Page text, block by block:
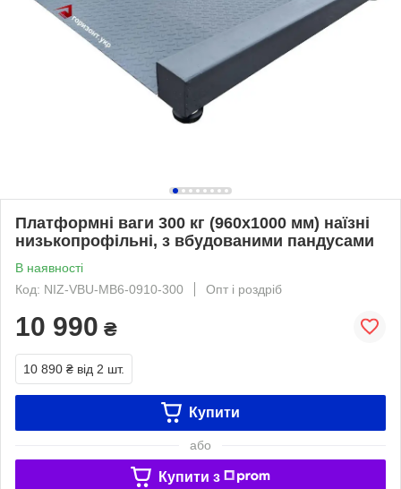
Платформні ваги 300 кг (960х1000 мм) наїзні
низькопрофільні, з вбудованими пандусами
В наявності
Код: NIZ-VBU-MB6-0910-300
Опт і роздріб
10 990 ₴
10 890 ₴ від 2 шт.
Купити
або
Купити з